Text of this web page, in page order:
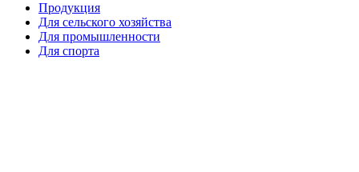
Продукция
Для сельского хозяйства
Для промышленности
Для спорта